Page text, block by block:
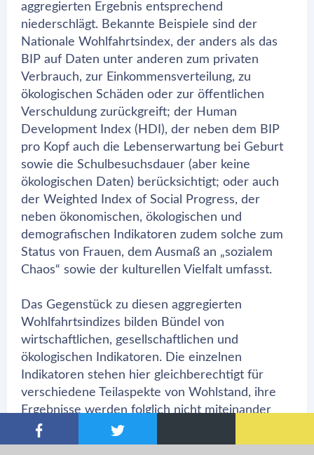
aggregierten Ergebnis entsprechend
niederschlägt. Bekannte Beispiele sind der
Nationale Wohlfahrtsindex, der anders als das
BIP auf Daten unter anderen zum privaten
Verbrauch, zur Einkommensverteilung, zu
ökologischen Schäden oder zur öffentlichen
Verschuldung zurückgreift; der Human
Development Index (HDI), der neben dem BIP
pro Kopf auch die Lebenserwartung bei Geburt
sowie die Schulbesuchsdauer (aber keine
ökologischen Daten) berücksichtigt; oder auch
der Weighted Index of Social Progress, der
neben ökonomischen, ökologischen und
demografischen Indikatoren zudem solche zum
Status von Frauen, dem Ausmaß an „sozialem
Chaos“ sowie der kulturellen Vielfalt umfasst.
Das Gegenstück zu diesen aggregierten
Wohlfahrtsindizes bilden Bündel von
wirtschaftlichen, gesellschaftlichen und
ökologischen Indikatoren. Die einzelnen
Indikatoren stehen hier gleichberechtigt für
verschiedene Teilaspekte von Wohlstand, ihre
Ergebnisse werden folglich nicht miteinander
verrechnet. Solche Indikatorensätze haben den
Vorteil, dass sie aufgrund ihrer Detailliertheit je